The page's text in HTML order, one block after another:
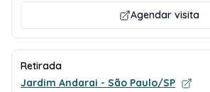
Agendar visita
Retirada
Jardim Andarai - São Paulo/SP